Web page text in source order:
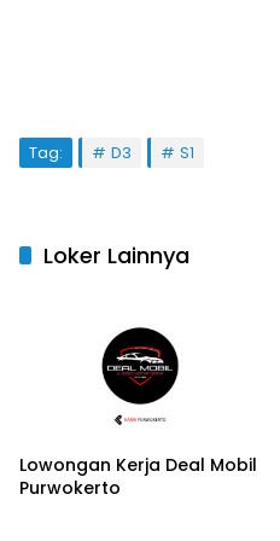
Tag: D3 S1
Loker Lainnya
Lowongan Kerja Deal Mobil
Purwokerto